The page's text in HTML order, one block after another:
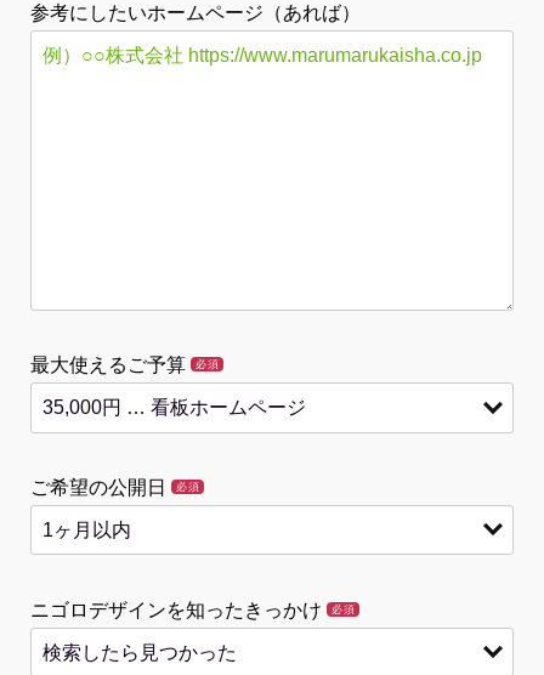
参考にしたいホームページ（あれば）
最大使えるご予算 必須
ご希望の公開日 必須
ニゴロデザインを知ったきっかけ 必須